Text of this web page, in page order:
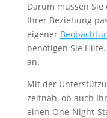
Darum müssen
Ihrer Beziehung
eigener
benötigen Sie
an.
Mit der
zeitnah, ob auch
einen One-Night-